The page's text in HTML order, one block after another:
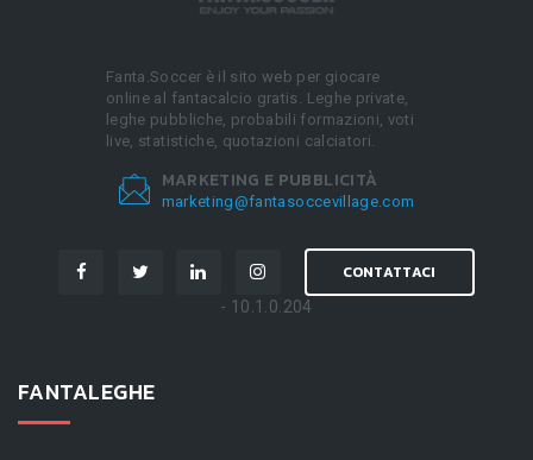
Fanta.Soccer è il sito web per giocare
online al fantacalcio gratis. Leghe private,
leghe pubbliche, probabili formazioni, voti
live, statistiche, quotazioni calciatori.
MARKETING E PUBBLICITÀ
marketing@fantasoccevillage.com
CONTATTACI
- 10.1.0.204
FANTALEGHE